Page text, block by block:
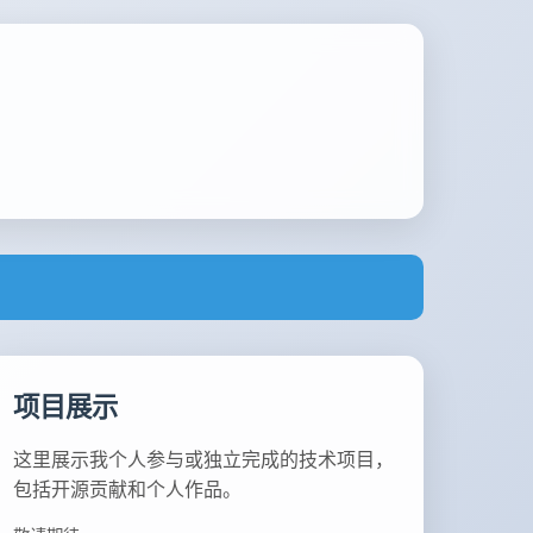
项目展示
这里展示我个人参与或独立完成的技术项目，
包括开源贡献和个人作品。